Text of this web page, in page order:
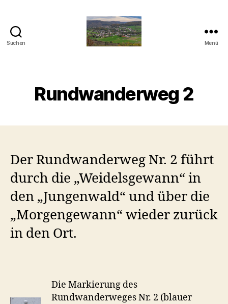
Suchen Menü
Rundwanderweg 2
Der Rundwanderweg Nr. 2 führt
durch die „Weidelsgewann“ in
den „Jungenwald“ und über die
„Morgengewann“ wieder zurück
in den Ort.
Die Markierung des
Rundwanderweges Nr. 2 (blauer